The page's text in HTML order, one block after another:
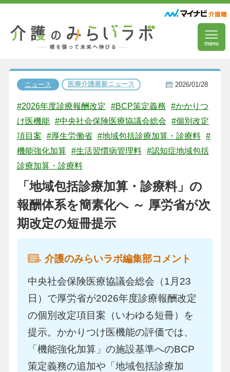
ニュース 医療介護最新ニュース 2026/01/28
#2026年度診療報酬改定 #BCP策定義務
#かかりつ
け医機能 #中央社会保険医療協議会総会
#個別改定
項目案
#厚生労働省 #地域包括診療加算・診療料 #
機能強化加算 #生活習慣病管理料 #認知症地域包括
診療加算・診療料
「地域包括診療加算・診療料」の
報酬体系を簡素化へ ～ 厚労省が次
期改定の短冊提示
介護のみらいラボ編集部コメント
中央社会保険医療協議会総会（1月23
日）で厚労省が2026年度診療報酬改定
の個別改定項目案（いわゆる短冊）を
提示。かかりつけ医機能の評価では、
「機能強化加算」の施設基準へのBCP
策定義務の追加や「地域包括診療加